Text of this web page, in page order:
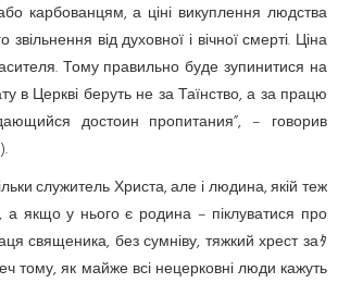
карбованцям, а ціні викуплення людства
звільнення від духовної і вічної смерті. Ціна
Тому правильно буде зупинитися на
в Церкві беруть не за Таїнство, а за працю
достоин пропитания”, – говорив
служитель Христа, але і людина, якій теж
а якщо у нього є родина – піклуватися про
священика, без сумніву, тяжкий хрест заﾀ
тому, як майже всі нецерковні люди кажуть